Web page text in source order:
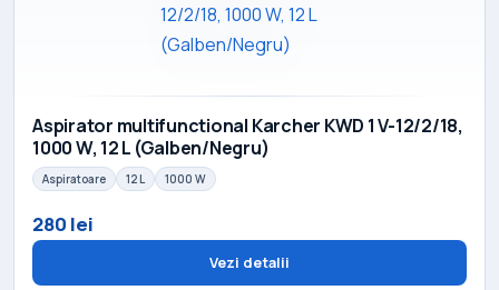
Aspirator multifunctional Karcher KWD 1 V-12/2/18,
1000 W, 12 L (Galben/Negru)
Aspiratoare 12 L 1000 W
280 lei
Vezi detalii